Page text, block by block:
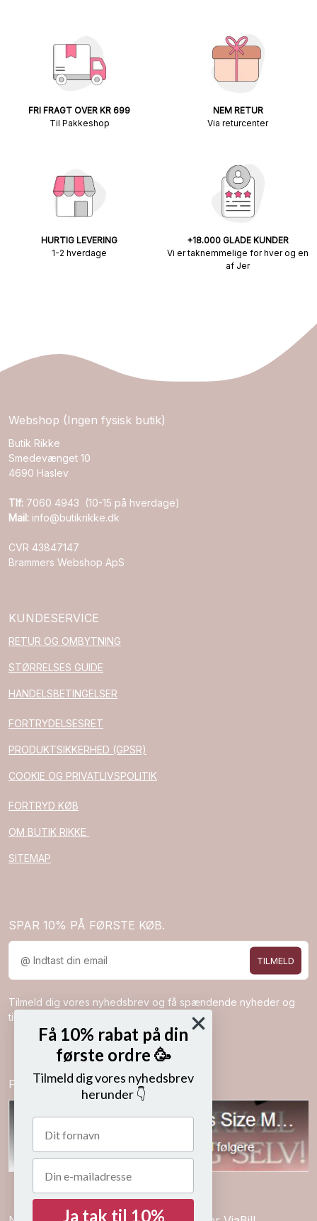
FRI FRAGT OVER KR 699
Til Pakkeshop
NEM RETUR
Via returcenter
HURTIG LEVERING
1-2 hverdage
+18.000 GLADE KUNDER
Vi er taknemmelige for hver og en
af Jer
Webshop (Ingen fysisk butik)
Butik Rikke
Smedevænget 10
4690 Haslev
Tlf: 7060 4943 (10-15 på hverdage)
Mail: info@butikrikke.dk
CVR 43847147
Brammers Webshop ApS
KUNDESERVICE
RETUR OG OMBYTNING
STØRRELSES GUIDE
HANDELSBETINGELSER
FORTRYDELSESRET
PRODUKTSIKKERHED (GPSR)
COOKIE OG PRIVATLIVSPOLITIK
FORTRYD KØB
OM BUTIK RIKKE
SITEMAP
SPAR 10% PÅ FØRSTE KØB.
TILMELD
Tilmeld dig vores nyhedsbrev og få spændende nyheder og
tilbud direkte i din indbakke.
Følg os på
Få 10% rabat på din
første ordre 🥳
Tilmeld dig vores nyhedsbrev
herunder 👇
Ja tak til 10%